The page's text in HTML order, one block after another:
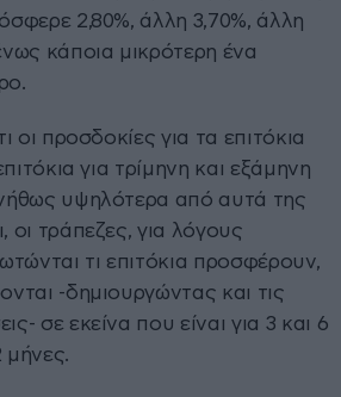
2,80%, άλλη 3,70%, άλλη
κάποια μικρότερη ένα
οι προσδοκίες για τα επιτόκια
για τρίμηνη και εξάμηνη
υψηλότερα από αυτά της
τράπεζες, για λόγους
τι επιτόκια προσφέρουν,
-δημιουργώντας και τις
σε εκείνα που είναι για 3 και 6
μήνες.